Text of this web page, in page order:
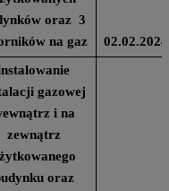
oraz 3
na gaz
02.02.2024
gazowej
i na
zewnątrz
oraz